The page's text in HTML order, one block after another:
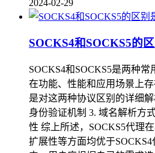
2024-02-29
SOCKS4和SOCKS5的区
SOCKS4和SOCKS5是两种常
在功能、性能和应用场景上
是对这两种协议区别的详细
身份验证机制 3. 域名解析方
性 综上所述，SOCKS5代理
扩展性等方面均优于